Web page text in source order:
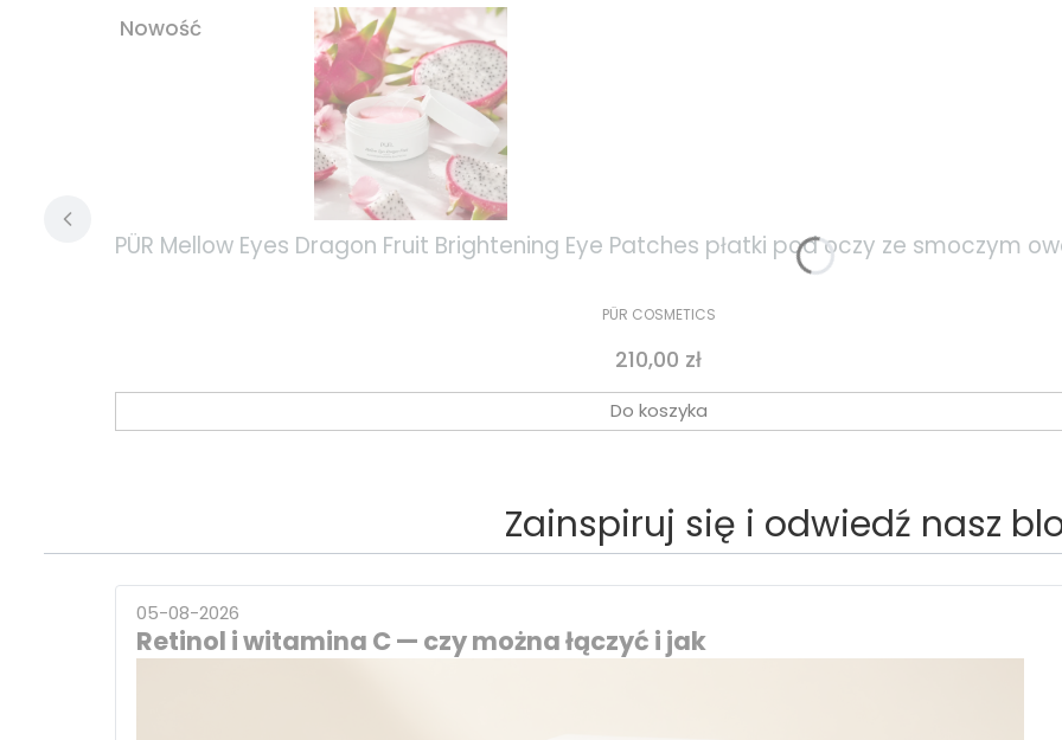
Nowość
PÜR Mellow Eyes Dragon Fruit Brightening Eye Patches płatki pod oczy ze smoczym
PÜR COSMETICS
Cena
210,00 zł
Do koszyka
Zainspiruj się i odwiedź nasz
05-08-2026
Retinol i witamina C — czy można łączyć i jak